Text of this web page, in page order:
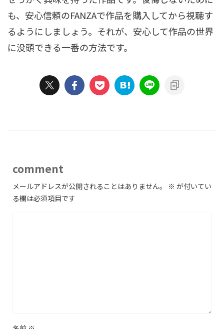
も、安心信頼のFANZAで作品を購入してから視聴す
るようにしましょう。それが、安心して作品の世界
に没頭できる一番の方法です。
comment
メールアドレスが公開されることはありません。 ※ が付いてい
る欄は必須項目です